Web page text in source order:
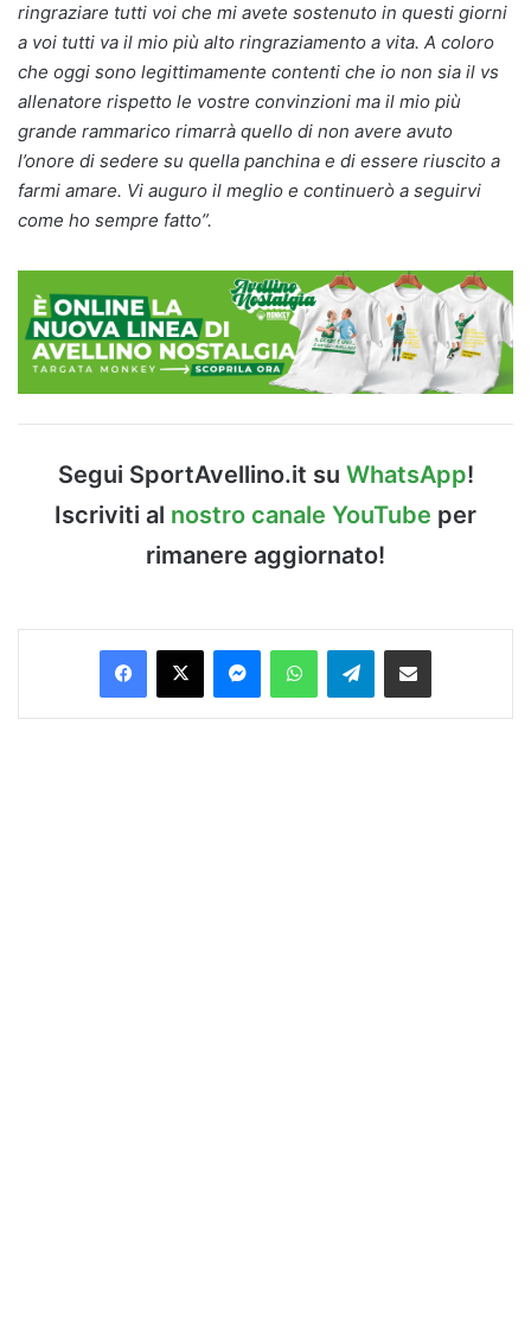
ringraziare tutti voi che mi avete sostenuto in questi giorni
a voi tutti va il mio più alto ringraziamento a vita. A coloro
che oggi sono legittimamente contenti che io non sia il vs
allenatore rispetto le vostre convinzioni ma il mio più
grande rammarico rimarrà quello di non avere avuto
l’onore di sedere su quella panchina e di essere riuscito a
farmi amare. Vi auguro il meglio e continuerò a seguirvi
come ho sempre fatto”.
Segui SportAvellino.it su WhatsApp!
Iscriviti al nostro canale YouTube per
rimanere aggiornato!
Facebook
X MessengerWhatsAppTelegramCondividi via Email